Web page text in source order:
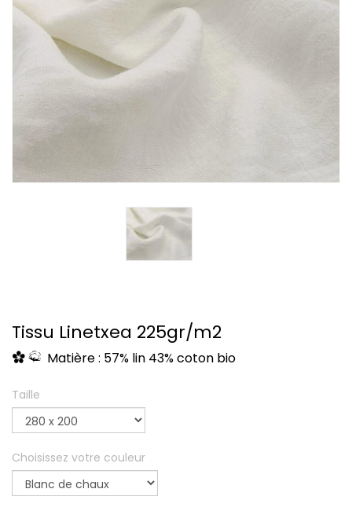
Tissu Linetxea 225gr/m2
Matière : 57% lin 43% coton bio
Taille
Choisissez votre couleur